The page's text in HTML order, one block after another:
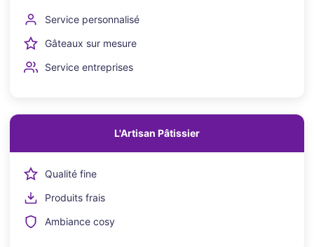
Service personnalisé
Gâteaux sur mesure
Service entreprises
L'Artisan Pâtissier
Qualité fine
Produits frais
Ambiance cosy